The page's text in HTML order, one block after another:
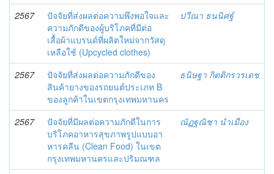
2567
ปัจจัยที่ส่งผลต่อความพึงพอใจและ
ความภักดีของผู้บริโภคที่มีต่อ
เสื้อผ้าแบรนด์ที่ผลิตใหม่จากวัสดุ
เหลือใช้ (Upcycled clothes)
ปวีณา ธนนิศฐ์
2567
ปัจจัยที่ส่งผลต่อความภักดีของ
สินค้ายางของรถยนต์ประเภท B
ของลูกค้าในเขตกรุงเทพมหานคร
ธนิษฐา กิตติกรวรเดช
2567
ปัจจัยที่มีผลต่อความภักดีในการ
บริโภคอาหารสุขภาพรูปแบบอา
หารคลีน (Clean Food) ในเขต
กรุงเทพมหานครและปริมณฑล
ณัฏฐณิชา นำเมือง